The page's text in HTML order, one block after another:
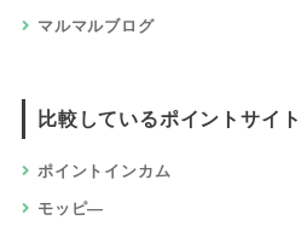
マルマルブログ
比較しているポイントサイト
ポイントインカム
モッピ―